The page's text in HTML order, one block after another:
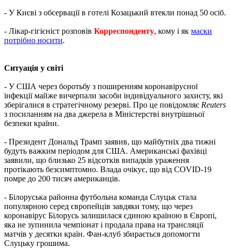
- У Києві з обсервації в готелі Козацький втекли понад 50 осіб.
- Лікар-гігієніст розповів Корреспонденту, кому і як маски
потрібно носити.
Ситуація у світі
- У США через боротьбу з поширенням коронавірусної
інфекції майже вичерпали засоби індивідуального захисту, які
зберігалися в стратегічному резерві. Про це повідомляє Reuters
з посиланням на два джерела в Міністерстві внутрішньої
безпеки країни.
- Президент Дональд Трамп заявив, що майбутніх два тижні
будуть важким періодом для США. Американські фахівці
заявили, що близько 25 відсотків випадків ураження
протікають безсимптомно. Влада очікує, що від COVID-19
помре до 200 тисяч американців.
- Білоруська районна футбольна команда Слуцьк стала
популярною серед європейців завдяки тому, що через
коронавірус Білорусь залишилася єдиною країною в Європі,
яка не зупинила чемпіонат і продала права на трансляції
матчів у десятки країн. Фан-клуб збирається допомогти
Слуцьку грошима.